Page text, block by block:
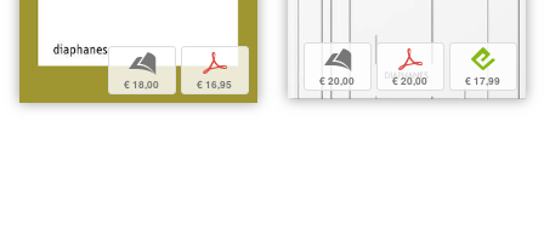
b
€ 18,00
p
€ 16,95
b
€ 20,00
p
€ 20,00
e
€ 17,99